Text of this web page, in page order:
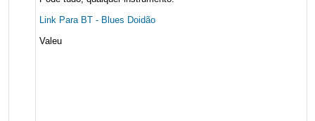
Link Para BT - Blues Doidão
Valeu